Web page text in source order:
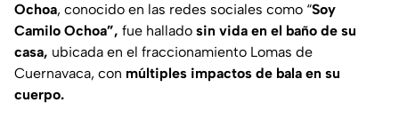
Ochoa, conocido en las redes sociales como “Soy
Camilo Ochoa”, fue hallado sin vida en el baño de su
casa, ubicada en el fraccionamiento Lomas de
Cuernavaca, con múltiples impactos de bala en su
cuerpo.